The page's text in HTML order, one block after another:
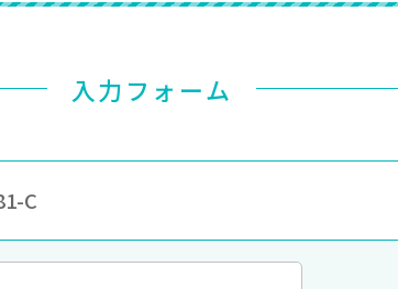
入力フォーム
C